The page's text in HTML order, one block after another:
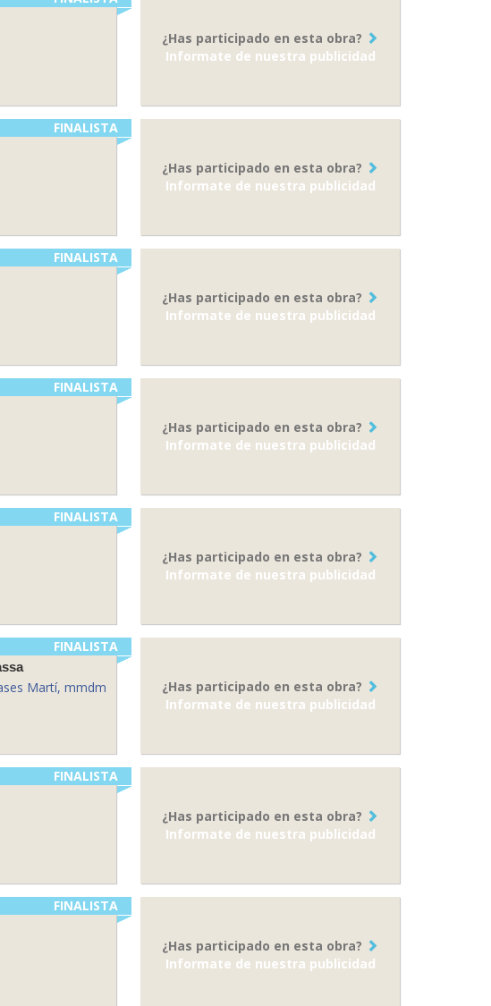
¿Has participado en esta obra?
Informate de nuestra publicidad
¿Has participado en esta obra?
Informate de nuestra publicidad
FINALISTA
¿Has participado en esta obra?
Informate de nuestra publicidad
FINALISTA
¿Has participado en esta obra?
Informate de nuestra publicidad
FINALISTA
¿Has participado en esta obra?
Informate de nuestra publicidad
FINALISTA
¿Has participado en esta obra?
Informate de nuestra publicidad
FINALISTA
Martí, mmdm
¿Has participado en esta obra?
Informate de nuestra publicidad
FINALISTA
¿Has participado en esta obra?
Informate de nuestra publicidad
FINALISTA